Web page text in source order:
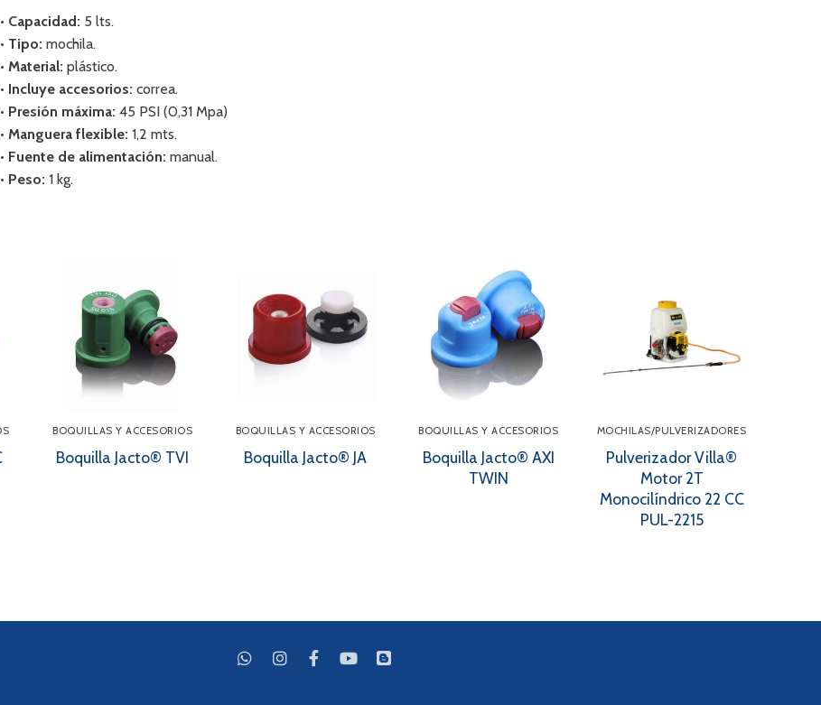
• Capacidad: 5 lts.
• Tipo: mochila.
• Material: plástico.
• Incluye accesorios: correa.
• Presión máxima: 45 PSI (0,31 Mpa)
• Manguera flexible: 1,2 mts.
• Fuente de alimentación: manual.
• Peso: 1 kg.
BOQUILLAS Y ACCESORIOS
Boquilla Jacto® TVI
BOQUILLAS Y ACCESORIOS
Boquilla Jacto® JA
BOQUILLAS Y ACCESORIOS
Boquilla Jacto® AXI
TWIN
MOCHILAS/PULVERIZADORES
Pulverizador Villa®
Motor 2T
Monocilíndrico 22 CC
PUL-2215